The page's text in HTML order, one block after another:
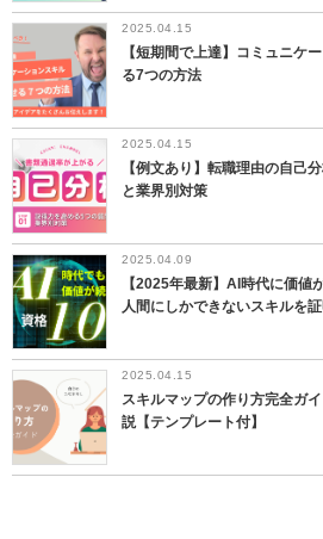
2025.04.15
【短期間で上達】コミュニケ
る7つの方法
2025.04.15
【例文あり】転職理由の自己
と業界別対策
2025.04.09
【2025年最新】AI時代に価値
人間にしかできないスキルを
2025.04.15
スキルマップの作り方完全ガ
説【テンプレート付】